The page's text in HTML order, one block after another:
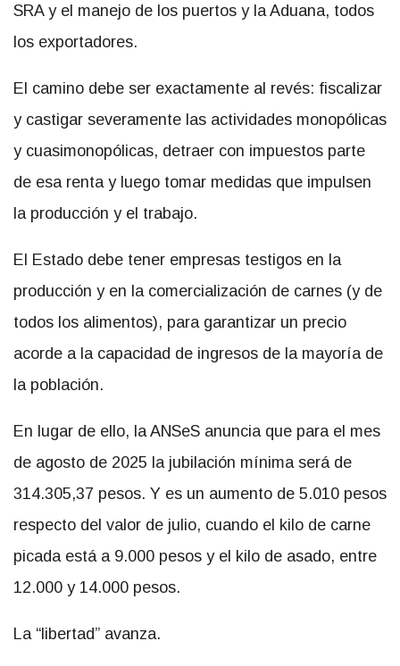
SRA y el manejo de los puertos y la Aduana, todos
los exportadores.
El camino debe ser exactamente al revés: fiscalizar
y castigar severamente las actividades monopólicas
y cuasimonopólicas, detraer con impuestos parte
de esa renta y luego tomar medidas que impulsen
la producción y el trabajo.
El Estado debe tener empresas testigos en la
producción y en la comercialización de carnes (y de
todos los alimentos), para garantizar un precio
acorde a la capacidad de ingresos de la mayoría de
la población.
En lugar de ello, la ANSeS anuncia que para el mes
de agosto de 2025 la jubilación mínima será de
314.305,37 pesos. Y es un aumento de 5.010 pesos
respecto del valor de julio, cuando el kilo de carne
picada está a 9.000 pesos y el kilo de asado, entre
12.000 y 14.000 pesos.
La “libertad” avanza.